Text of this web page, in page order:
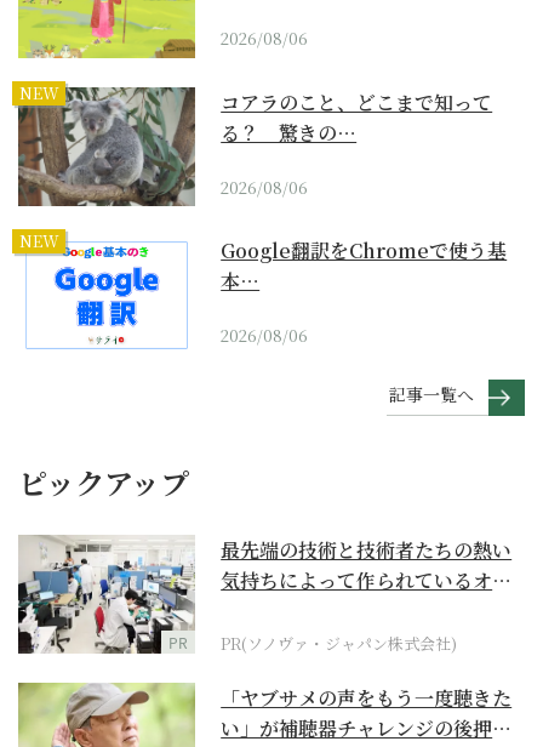
2026/08/06
NEW
コアラのこと、どこまで知って
る？ 驚きの…
2026/08/06
NEW
Google翻訳をChromeで使う基
本…
2026/08/06
記事一覧へ
ピックアップ
PR
最先端の技術と技術者たちの熱い
気持ちによって作られているオー
PR(ソノヴァ・ジャパン株式会社)
「ヤブサメの声をもう一度聴きた
い」が補聴器チャレンジの後押し